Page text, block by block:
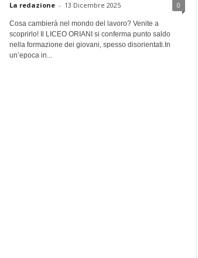
La redazione - 13 Dicembre 2025 0
Cosa cambierà nel mondo del lavoro? Venite a
scoprirlo! Il LICEO ORIANI si conferma punto saldo
nella formazione dei giovani, spesso disorientati.In
un’epoca in...